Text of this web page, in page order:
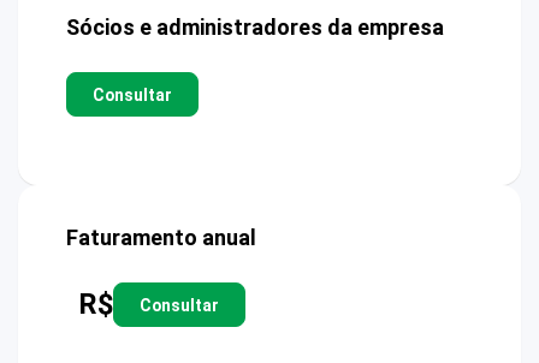
Sócios e administradores da empresa
Consultar
Faturamento anual
R$ Consultar